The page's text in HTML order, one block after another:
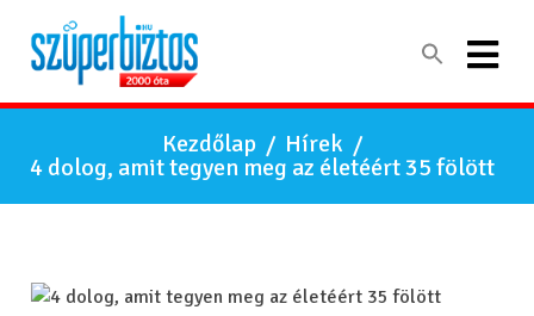
Kezdőlap / Hírek /
4 dolog, amit tegyen meg az életéért 35 fölött